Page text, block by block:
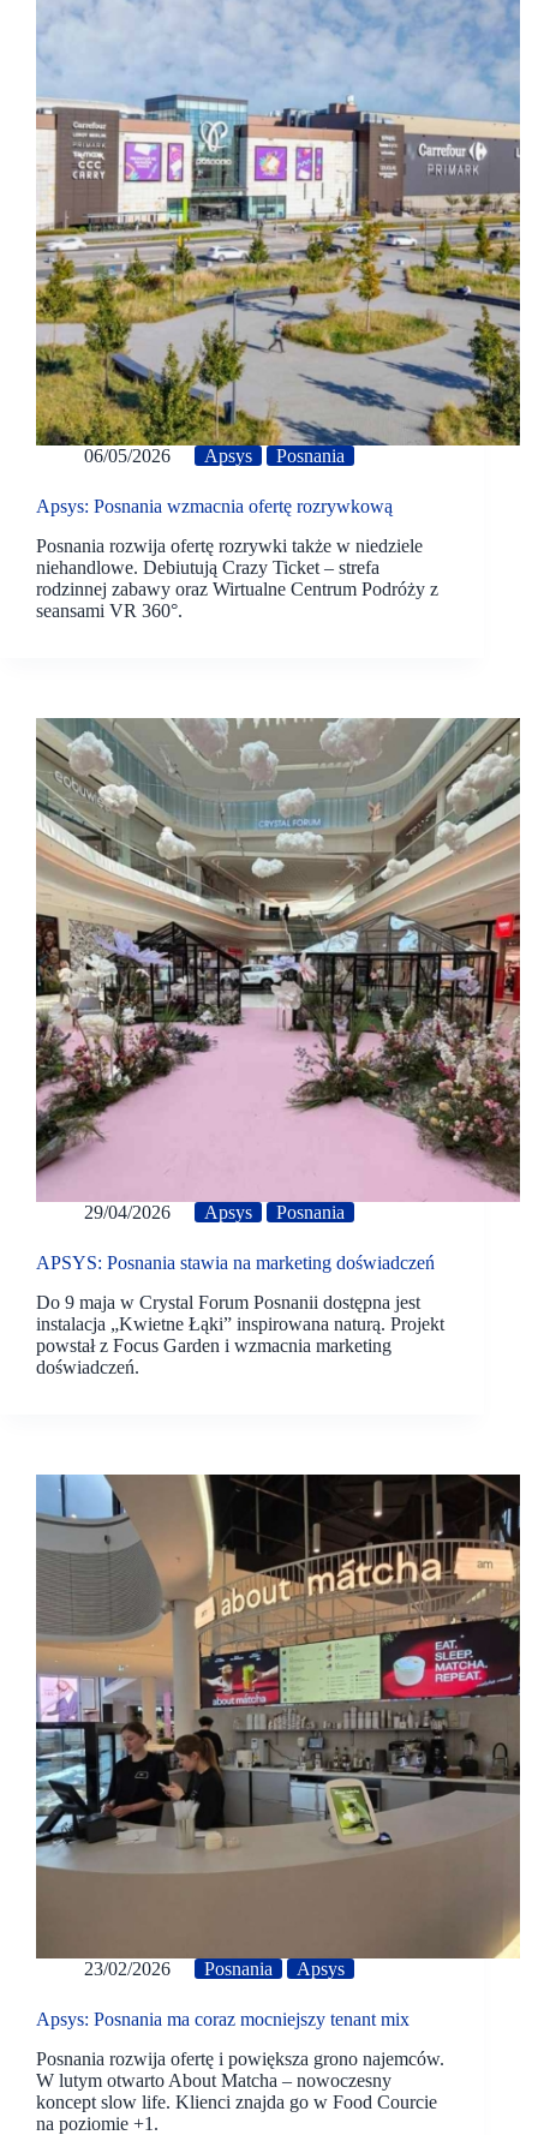
06/05/2026 Apsys Posnania
Apsys: Posnania wzmacnia ofertę rozrywkową
Posnania rozwija ofertę rozrywki także w niedziele
niehandlowe. Debiutują Crazy Ticket – strefa
rodzinnej zabawy oraz Wirtualne Centrum Podróży z
seansami VR 360°.
29/04/2026 Apsys Posnania
APSYS: Posnania stawia na marketing doświadczeń
Do 9 maja w Crystal Forum Posnanii dostępna jest
instalacja „Kwietne Łąki” inspirowana naturą. Projekt
powstał z Focus Garden i wzmacnia marketing
doświadczeń.
23/02/2026 Posnania Apsys
Apsys: Posnania ma coraz mocniejszy tenant mix
Posnania rozwija ofertę i powiększa grono najemców.
W lutym otwarto About Matcha – nowoczesny
koncept slow life. Klienci znajda go w Food Courcie
na poziomie +1.